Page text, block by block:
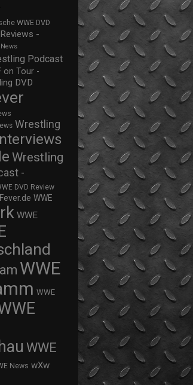
WWE DVD
-
News
Podcast
on Tour -
DVD
Wrestling
Wrestling
-
DVD Review
WWE
WWE
WWE
WWE
WWE
News wXw